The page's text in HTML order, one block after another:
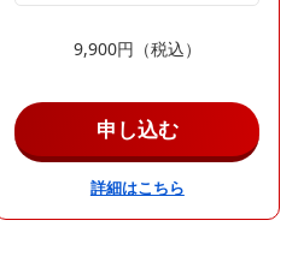
9,900円 （税込）
申し込む
詳細はこちら